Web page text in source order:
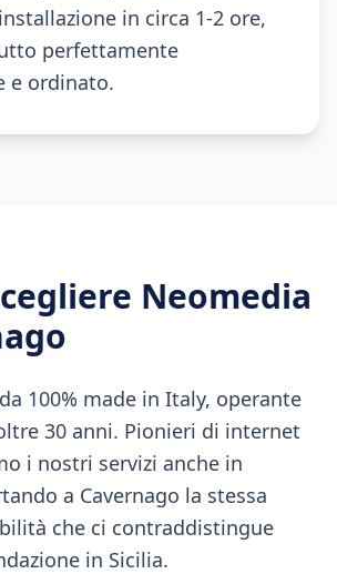
in circa 1-2 ore,
perfettamente
e ordinato.
Neomedia
100% made in Italy, operante
30 anni. Pionieri di internet
i nostri servizi anche in
a Cavernago la stessa
che ci contraddistingue
in Sicilia.